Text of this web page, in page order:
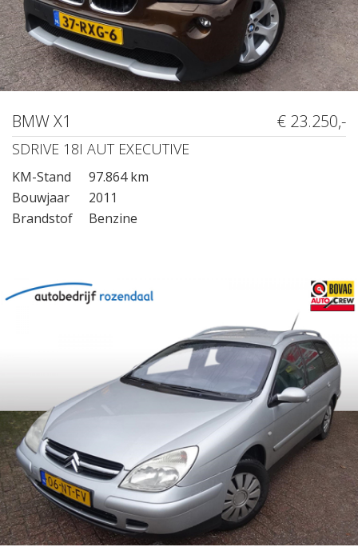
BMW X1 € 23.250,-
SDRIVE 18I AUT EXECUTIVE
KM-Stand
97.864 km
Bouwjaar
2011
Brandstof
Benzine